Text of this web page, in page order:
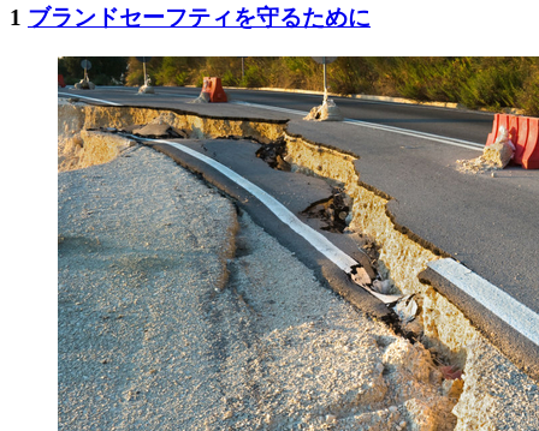
1 ブランドセーフティを守るために